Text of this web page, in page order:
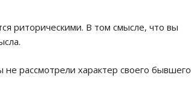
риторическими. В том смысле, что вы
рассмотрели характер своего бывшего